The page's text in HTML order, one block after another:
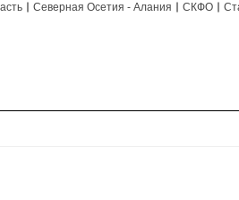
Северная Осетия - Алания СКФО